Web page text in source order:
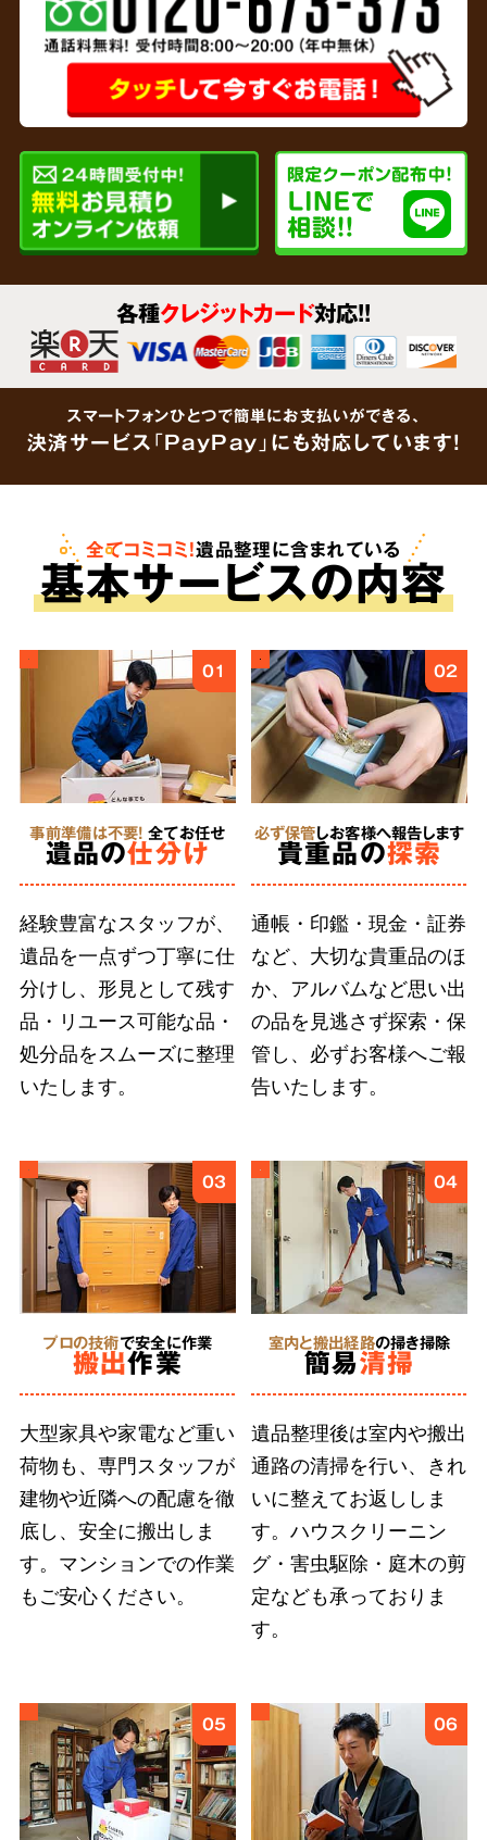
連携
リサイクルショップを運営している弊社では、
貴金属、家財など形見分けが不要なあらゆるご
遺品をその場で買取査定いたします。企業で連
鑑定します。「買取できるものがあるかわからな
映させることで遺品整理にかかる費用を安く抑
えることが可能です。
4
ご遺族様の気持ちに
寄り添う丁寧な作業
徹底した
人材育成
ご遺族の気持ちに寄り添い、どんなに小さな品
物も誠意をもって丁寧に扱うことが、ご依頼者
様に安心を届けると信じています。そのために
弊社では、スタッフ個々の遺品整理に求められ
5 形見分け・ご供養に対応
合同供養
に対応
弊社では故人様とご依頼者様の想いに応えるこ
とを第一としています。遠方にお住まいのご親
族への形見分や遺品のご供養など、どのような
細かなご要望も遠慮せずにお伝えください。
6 あらゆる状況 に対応
各種クレジットカード対応!!
スマートフォンひとつで簡単にお支払いができる、
決済サービス「PayPay」にも対応しています!
全てコミコミ！遺品整理に含まれている
基本サービスの内容
01
事前準備は不要! 全てお任せ
遺品の仕分け
経験豊富なスタッフが、
遺品を一点ずつ丁寧に仕
分けし、形見として残す
品・リユース可能な品・
処分品をスムーズに整理
いたします。
02
必ず保管しお客様へ報告します
貴重品の探索
通帳・印鑑・現金・証券
など、大切な貴重品のほ
か、アルバムなど思い出
の品を見逃さず探索・保
管し、必ずお客様へご報
告いたします。
03
プロの技術で安全に作業
搬出作業
大型家具や家電など重い
荷物も、専門スタッフが
建物や近隣への配慮を徹
底し、安全に搬出しま
す。マンションでの作業
もご安心ください。
04
室内と搬出経路の掃き掃除
簡易清掃
遺品整理後は室内や搬出
通路の清掃を行い、きれ
いに整えてお返ししま
す。ハウスクリーニン
グ・害虫駆除・庭木の剪
定なども承っておりま
す。
05 06